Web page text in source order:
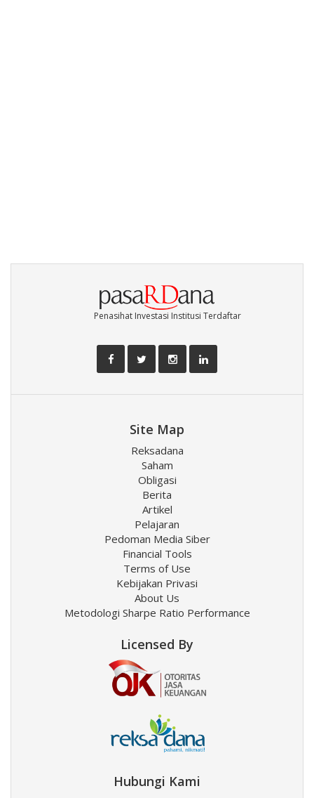
Penasihat Investasi Institusi Terdaftar
Site Map
Reksadana
Saham
Obligasi
Berita
Artikel
Pelajaran
Pedoman Media Siber
Financial Tools
Terms of Use
Kebijakan Privasi
About Us
Metodologi Sharpe Ratio Performance
Licensed By
Hubungi Kami